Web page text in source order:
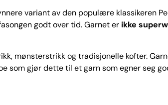
variant av den populære klassikeren
godt over tid. Garnet er ikke
mønsterstrikk og tradisjonelle kofter.
som gjør dette til et garn som egner seg